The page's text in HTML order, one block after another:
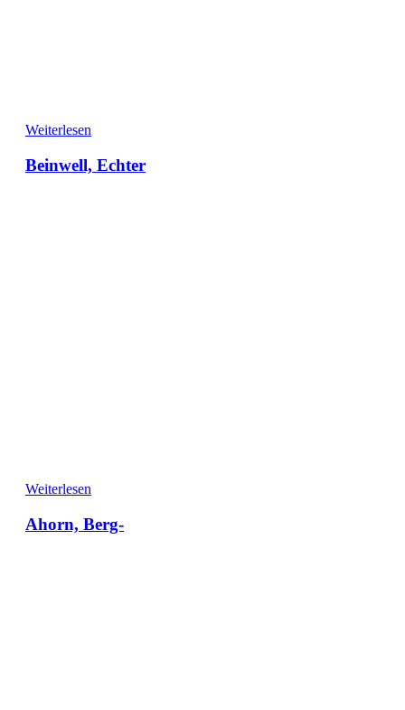
Weiterlesen
Beinwell, Echter
Weiterlesen
Ahorn, Berg-